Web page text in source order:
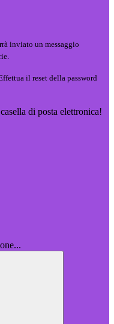
inviato un messaggio
il reset della password
di posta elettronica!